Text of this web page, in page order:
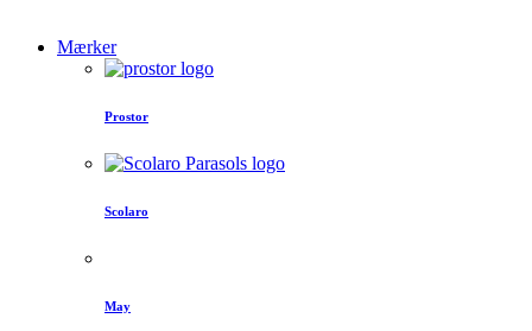
Mærker
Prostor
Scolaro
May